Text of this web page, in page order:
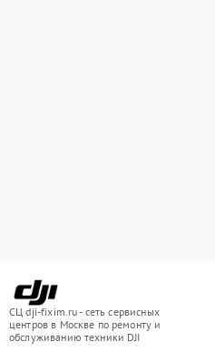
СЦ dji-fixim.ru - сеть сервисных
центров в Москве по ремонту и
обслуживанию техники DJI